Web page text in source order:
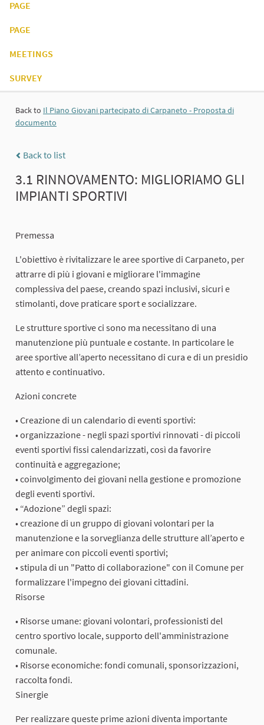
PAGE
PAGE
MEETINGS
SURVEY
Back to Il Piano Giovani partecipato di Carpaneto - Proposta di
documento
Back to list
3.1 RINNOVAMENTO: MIGLIORIAMO GLI
IMPIANTI SPORTIVI
Premessa
L'obiettivo è rivitalizzare le aree sportive di Carpaneto, per
attrarre di più i giovani e migliorare l'immagine
complessiva del paese, creando spazi inclusivi, sicuri e
stimolanti, dove praticare sport e socializzare.
Le strutture sportive ci sono ma necessitano di una
manutenzione più puntuale e costante. In particolare le
aree sportive all’aperto necessitano di cura e di un presidio
attento e continuativo.
Azioni concrete
• Creazione di un calendario di eventi sportivi:
• organizzazione - negli spazi sportivi rinnovati - di piccoli
eventi sportivi fissi calendarizzati, così da favorire
continuità e aggregazione;
• coinvolgimento dei giovani nella gestione e promozione
degli eventi sportivi.
• “Adozione” degli spazi:
• creazione di un gruppo di giovani volontari per la
manutenzione e la sorveglianza delle strutture all’aperto e
per animare con piccoli eventi sportivi;
• stipula di un "Patto di collaborazione" con il Comune per
formalizzare l'impegno dei giovani cittadini.
Risorse
• Risorse umane: giovani volontari, professionisti del
centro sportivo locale, supporto dell'amministrazione
comunale.
• Risorse economiche: fondi comunali, sponsorizzazioni,
raccolta fondi.
Sinergie
Per realizzare queste prime azioni diventa importante